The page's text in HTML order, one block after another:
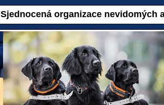
Sjednocená organizace nevidomých